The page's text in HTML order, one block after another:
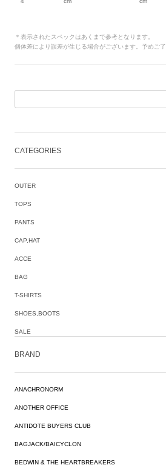
＊表示されたスペックはあくまで参考となります。
個体差により誤差が生じる場合がございます。予めご了
CATEGORIES
OUTER
TOPS
PANTS
CAP,HAT
ACCE
BAG
T-SHIRTS
SHOES,BOOTS
SALE
BRAND
ANACHRONORM
ANOTHER OFFICE
ANTIDOTE BUYERS CLUB
BAGJACK/BAICYCLON
BEDWIN & THE HEARTBREAKERS